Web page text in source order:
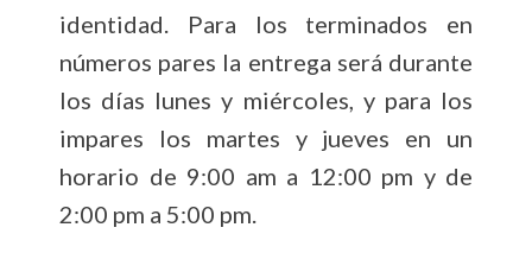
identidad. Para los terminados en
números pares la entrega será durante
los días lunes y miércoles, y para los
impares los martes y jueves en un
horario de 9:00 am a 12:00 pm y de
2:00 pm a 5:00 pm.